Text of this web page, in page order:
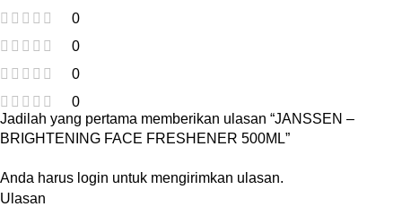
0
0
0
0
Ulasan
Jadilah yang pertama memberikan ulasan “JANSSEN –
BRIGHTENING FACE FRESHENER 500ML”
Anda harus login untuk mengirimkan ulasan.